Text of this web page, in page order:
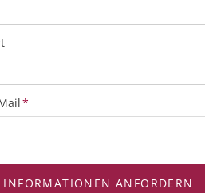
*
INFORMATIONEN ANFORDERN